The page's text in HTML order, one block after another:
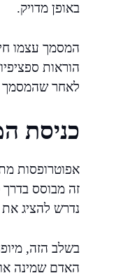
באופן מדויק.
המסמך עצמו
הוראות
לאחר שהמסמך
כניסת
אפוטרופסות
זה מבוסס
נדרש להציג
בשלב הזה,
האדם שמינה